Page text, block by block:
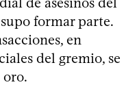
formar parte.
en
del gremio, se